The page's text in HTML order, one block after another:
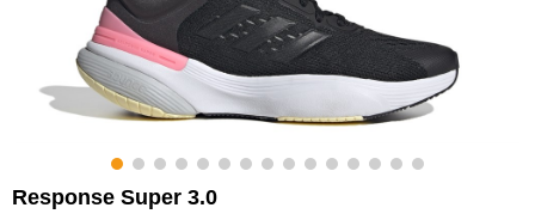
Response Super 3.0